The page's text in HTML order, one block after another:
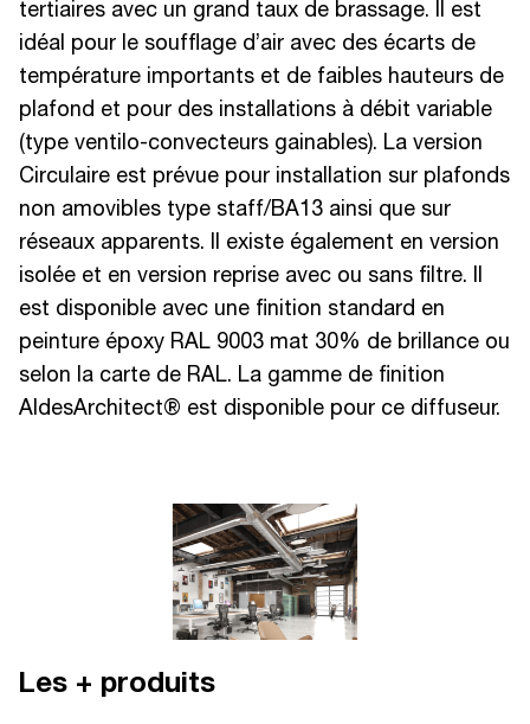
tertiaires avec un grand taux de brassage. Il est
idéal pour le soufflage d’air avec des écarts de
température importants et de faibles hauteurs de
plafond et pour des installations à débit variable
(type ventilo-convecteurs gainables). La version
Circulaire est prévue pour installation sur plafonds
non amovibles type staff/BA13 ainsi que sur
réseaux apparents. Il existe également en version
isolée et en version reprise avec ou sans filtre. Il
est disponible avec une finition standard en
peinture époxy RAL 9003 mat 30% de brillance ou
selon la carte de RAL. La gamme de finition
AldesArchitect® est disponible pour ce diffuseur.
Les + produits